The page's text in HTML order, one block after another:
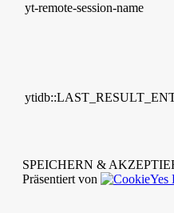
yt-remote-session-name
SPEICHERN &
Präsentiert von